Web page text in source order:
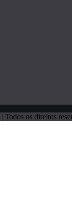
| Todos os direitos